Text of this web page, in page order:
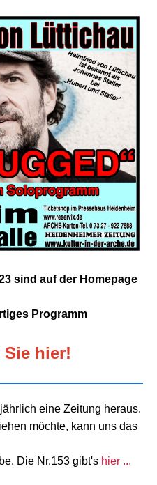
sind auf der Homepage
Programm
Sie hier!
eine Zeitung heraus.
möchte, kann uns das
Die Nr.153 gibt's hier ...